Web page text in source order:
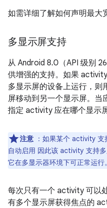
如需详细了解如何声明最大
多显示屏支持
从 Android 8.0（API 级别
供增强的支持。如果
多显示屏的设备上运行，
屏移动到另一个显示屏。
指定 activity 应在哪个显示
注意 ：如果某个 activity
自动启用 因此该 activity 支持
它在多显示器环境下可正常运行。
每次只有一个 activity 可以
有多个显示屏获得焦点的